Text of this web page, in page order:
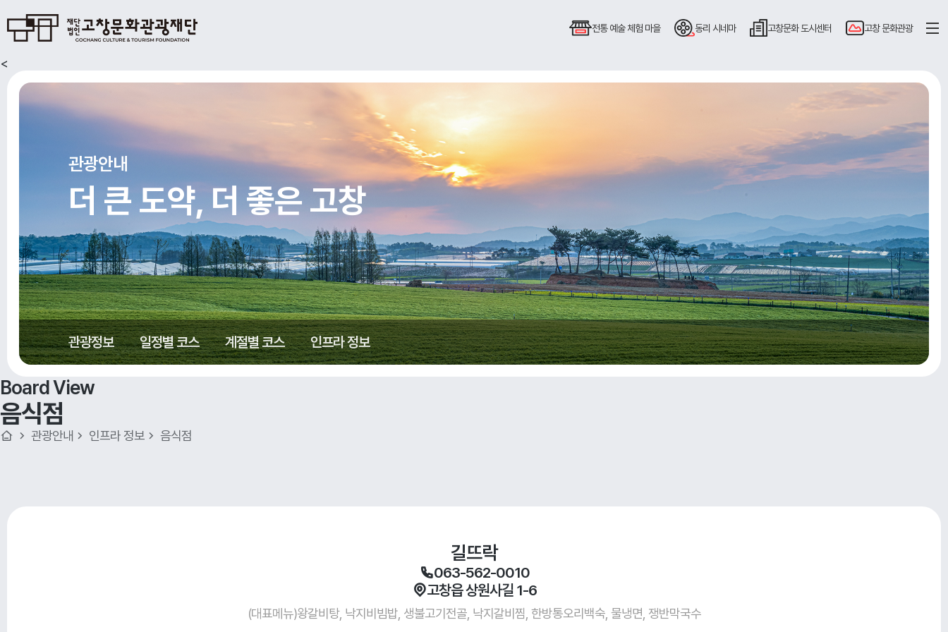
전통 예술체험 마을 동리 시네마 고창문화도시센터 고창문화관광
<
관광안내
더 큰 도약, 더 좋은 고창
관광정보 일정별 코스 계절별 코스 인프라 정보
Board View
음식점
관광안내 인프라 정보 음식점
길뜨락
063-562-0010
고창읍 상원사길 1-6
(대표메뉴)왕갈비탕, 낙지비빔밥, 생불고기전골, 낙지갈비찜, 한방통오리백숙, 물냉면, 쟁반막국수